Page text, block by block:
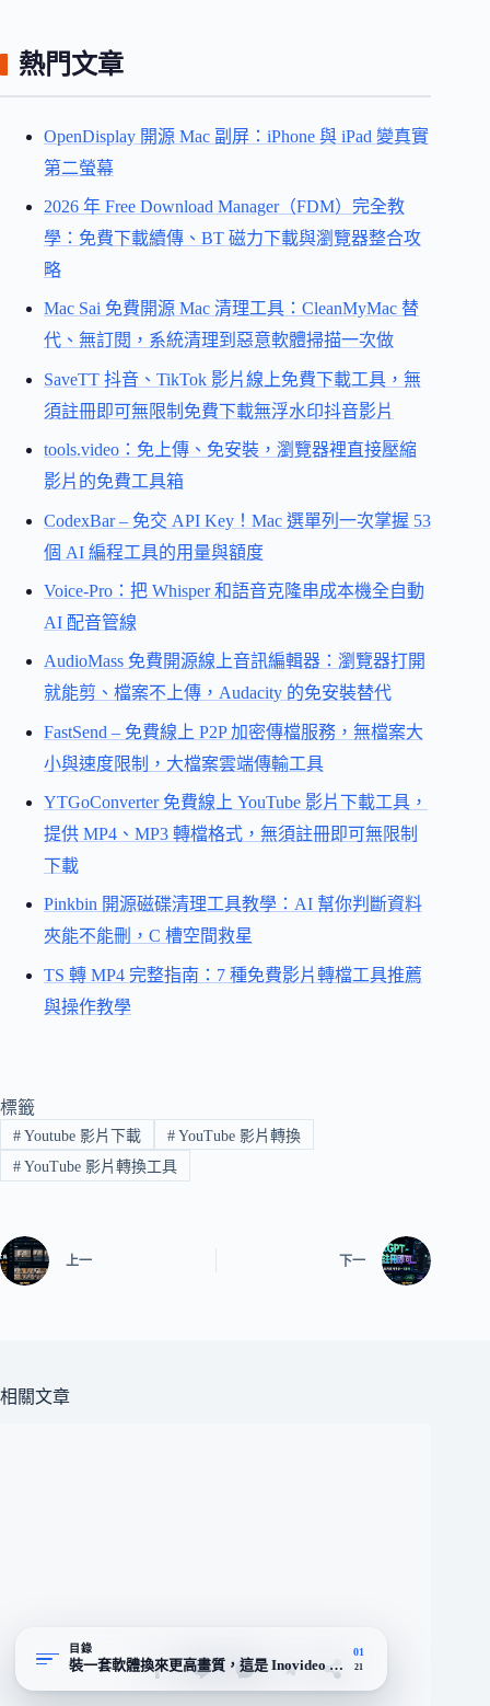
熱門文章
OpenDisplay 開源 Mac 副屏：iPhone 與 iPad 變真實
第二螢幕
2026 年 Free Download Manager（FDM）完全教
學：免費下載續傳、BT 磁力下載與瀏覽器整合攻
略
Mac Sai 免費開源 Mac 清理工具：CleanMyMac 替
代、無訂閱，系統清理到惡意軟體掃描一次做
SaveTT 抖音、TikTok 影片線上免費下載工具，無
須註冊即可無限制免費下載無浮水印抖音影片
tools.video：免上傳、免安裝，瀏覽器裡直接壓縮
影片的免費工具箱
CodexBar – 免交 API Key！Mac 選單列一次掌握 53
個 AI 編程工具的用量與額度
Voice-Pro：把 Whisper 和語音克隆串成本機全自動
AI 配音管線
AudioMass 免費開源線上音訊編輯器：瀏覽器打開
就能剪、檔案不上傳，Audacity 的免安裝替代
FastSend – 免費線上 P2P 加密傳檔服務，無檔案大
小與速度限制，大檔案雲端傳輸工具
YTGoConverter 免費線上 YouTube 影片下載工具，
提供 MP4、MP3 轉檔格式，無須註冊即可無限制
下載
Pinkbin 開源磁碟清理工具教學：AI 幫你判斷資料
夾能不能刪，C 槽空間救星
TS 轉 MP4 完整指南：7 種免費影片轉檔工具推薦
與操作教學
標籤
#Youtube 影片下載 #YouTube 影片轉換
#YouTube 影片轉換工具
上一 下一
相關文章
目錄
裝一套軟體換來更高畫質，這是 Inovideo 跟線上下載器的分界
01
21